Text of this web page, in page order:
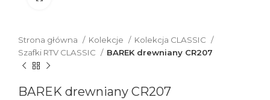
Strona główna Kolekcje
Kolekcja CLASSIC
Szafki RTV CLASSIC
BAREK drewniany CR207
BAREK drewniany CR207